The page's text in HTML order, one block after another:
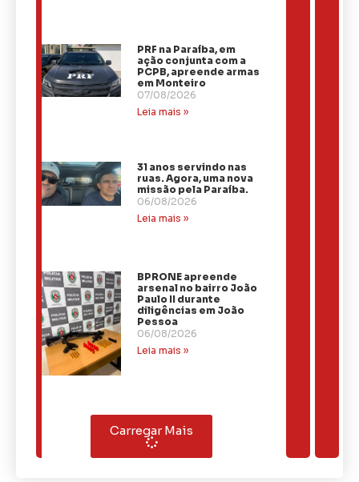
PRF na Paraíba, em
ação conjunta com a
PCPB, apreende armas
em Monteiro
07/08/2026
Leia mais »
31 anos servindo nas
ruas. Agora, uma nova
missão pela Paraíba.
06/08/2026
Leia mais »
BPRONE apreende
arsenal no bairro João
Paulo II durante
diligências em João
Pessoa
06/08/2026
Leia mais »
Carregar Mais